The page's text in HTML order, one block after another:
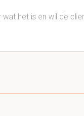
wat het is en wil de